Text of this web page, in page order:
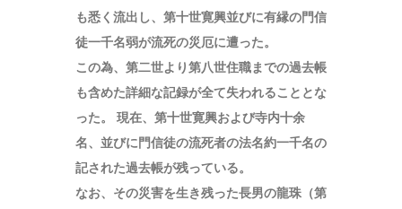
も悉く流出し、第十世寛興並びに有縁の門信
徒一千名弱が流死の災厄に遭った。
この為、第二世より第八世住職までの過去帳
も含めた詳細な記録が全て失われることとな
った。 現在、第十世寛興および寺内十余
名、並びに門信徒の流死者の法名約一千名の
記された過去帳が残っている。
なお、その災害を生き残った長男の龍珠（第